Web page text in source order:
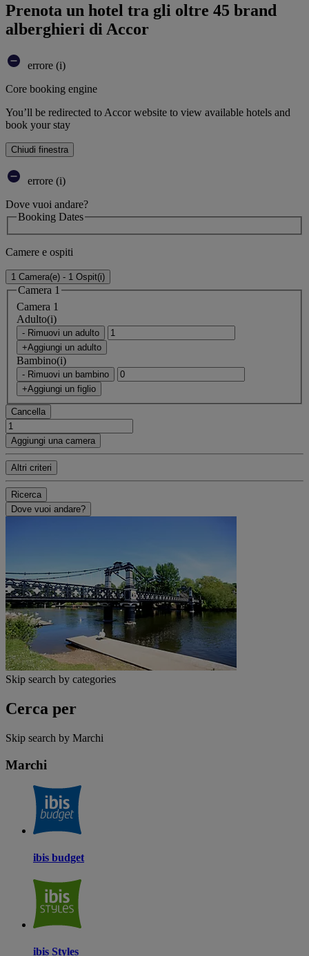
Prenota un hotel tra gli oltre 45 brand
alberghieri di Accor
errore (i)
Core booking engine
You’ll be redirected to Accor website to view available hotels and
book your stay
Chiudi finestra
errore (i)
Dove vuoi andare?
Booking Dates
Camere e ospiti
1 Camera(e) - 1 Ospit(i)
Camera 1
Camera 1
Adulto(i)
- Rimuovi un adulto
+Aggiungi un adulto
Bambino(i)
- Rimuovi un bambino
+Aggiungi un figlio
Cancella
Aggiungi una camera
Altri criteri
Ricerca
Dove vuoi andare?
Skip search by categories
Cerca per
Skip search by Marchi
Marchi
ibis budget
ibis Styles